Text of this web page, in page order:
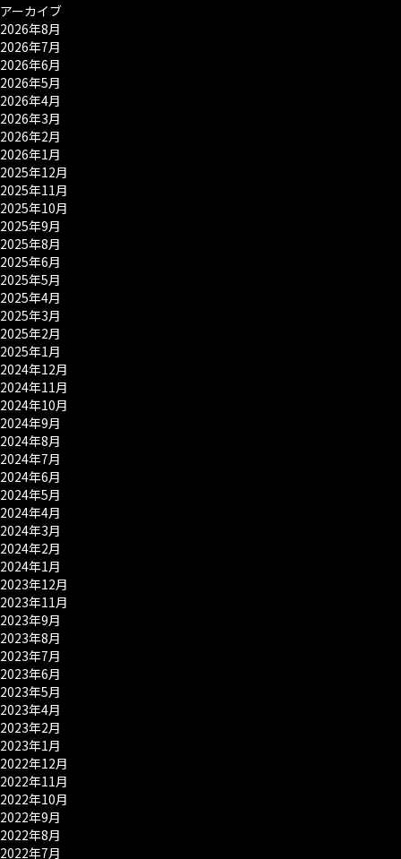
アーカイブ
2026年8月
2026年7月
2026年6月
2026年5月
2026年4月
2026年3月
2026年2月
2026年1月
2025年12月
2025年11月
2025年10月
2025年9月
2025年8月
2025年6月
2025年5月
2025年4月
2025年3月
2025年2月
2025年1月
2024年12月
2024年11月
2024年10月
2024年9月
2024年8月
2024年7月
2024年6月
2024年5月
2024年4月
2024年3月
2024年2月
2024年1月
2023年12月
2023年11月
2023年9月
2023年8月
2023年7月
2023年6月
2023年5月
2023年4月
2023年2月
2023年1月
2022年12月
2022年11月
2022年10月
2022年9月
2022年8月
2022年7月